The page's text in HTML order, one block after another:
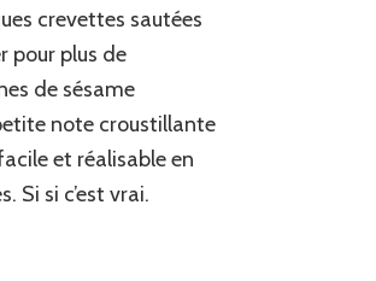
purée
de
patates
douces
crevettes sautées
pour plus de
de sésame
note croustillante
et réalisable en
Si si c’est vrai.